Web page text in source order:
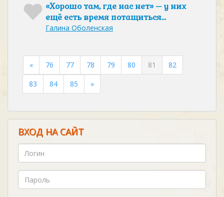
«Хорошо там, где нас нет» – у них
ещё есть время потащиться…
Галина Оболенская
« 76 77 78 79 80 81
82
83
84 85 »
ВХОД НА САЙТ